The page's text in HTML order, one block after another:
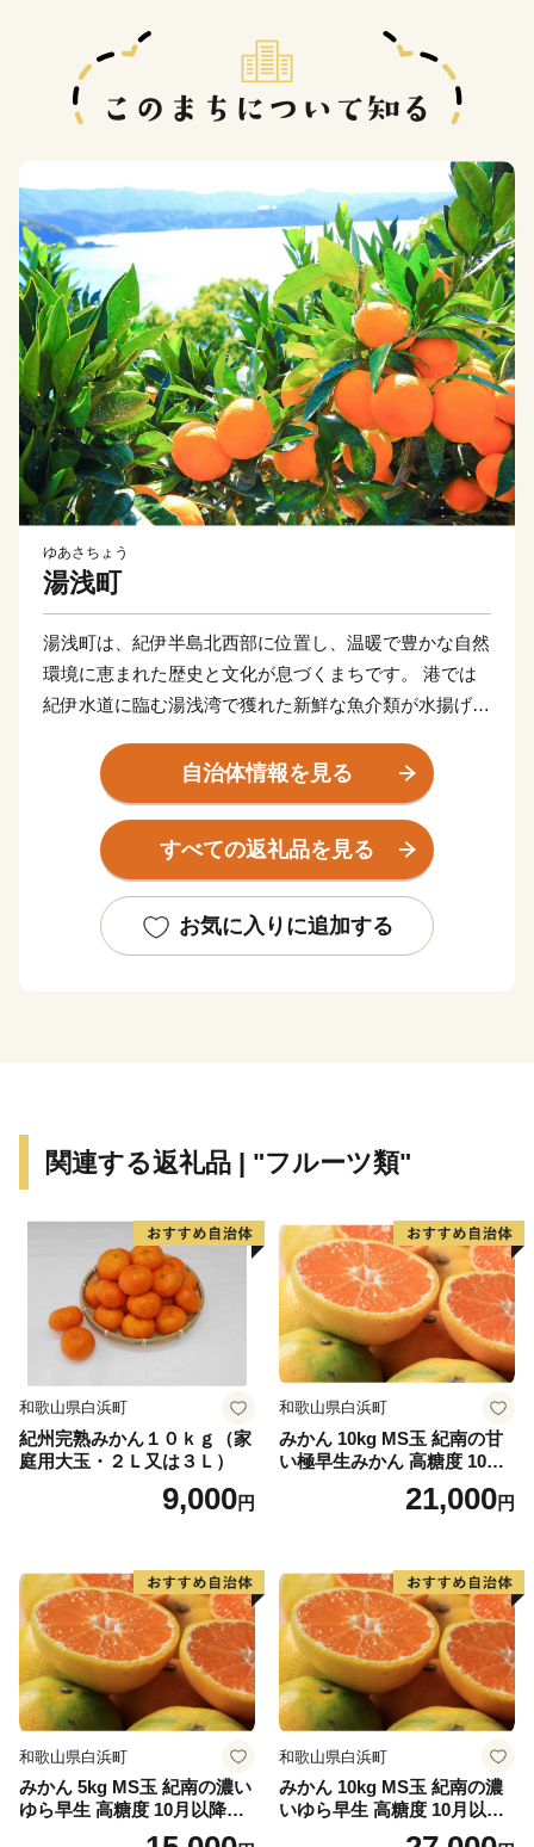
ゆあさちょう
湯浅町
湯浅町は、紀伊半島北西部に位置し、温暖で豊かな自然
環境に恵まれた歴史と文化が息づくまちです。 港では
紀伊水道に臨む湯浅湾で獲れた新鮮な魚介類が水揚げさ
ん」などの ブランドで有名な柑橘類の栽培が盛んで
す。また、鎌倉時代に起源を持つ「醤油醸造の発祥の
地」として国の日本遺産に認定されており、 醸造業で
栄えた伝統的な町並みには今も醤油の香りが漂っていま
★ABCテレビのニュース情報番組「newsおかえり」で
ルテ」「湯浅醤油まんじゅう」「プレミアムジェラー
👉ザッハトルテ
👉湯浅醤油まんじゅう
👉プレミアムジェラート
自治体情報を見る
すべての返礼品を見る
お気に入りに追加する
関連する返礼品 | "フルーツ類"
和歌山県白浜町
紀州完熟みかん１０ｋｇ（家
庭用大玉・２Ｌ又は３Ｌ）
9,000円
和歌山県白浜町
みかん 10kg MS玉 紀南の甘
い極早生みかん 高糖度 10月
以降発送 マルチ被覆栽培
21,000円
和歌山県白浜町
みかん 5kg MS玉 紀南の濃い
ゆら早生 高糖度 10月以降発
送 マルチ被覆栽培
和歌山県白浜町
みかん 10kg MS玉 紀南の濃
いゆら早生 高糖度 10月以降
発送 マルチ被覆栽培